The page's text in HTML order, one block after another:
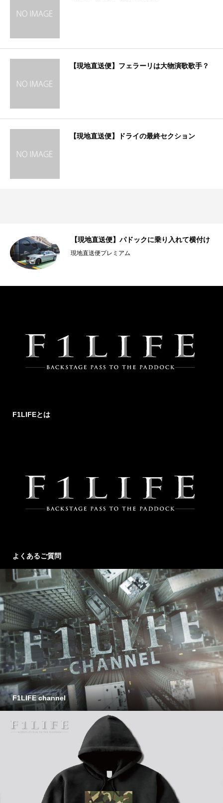
【現地直送便】フェラーリは大物演歌歌手？
【現地直送便】ドライの最終セクション
【現地直送便】パドックに乗り入れて横付け
現地直送便プレミアム
F1LIFEとは
よくあるご質問
F1LIFE channel